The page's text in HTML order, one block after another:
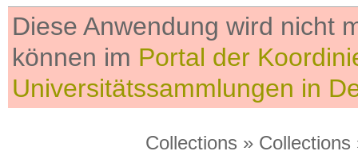
Diese Anwendung wird nicht
können im Portal der
Universitätssammlungen in
Collections » Collections